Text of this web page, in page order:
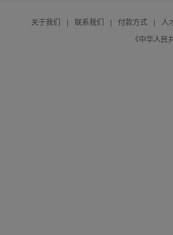
关于我们 | 联系我们 | 付款方式 | 人
《中华人